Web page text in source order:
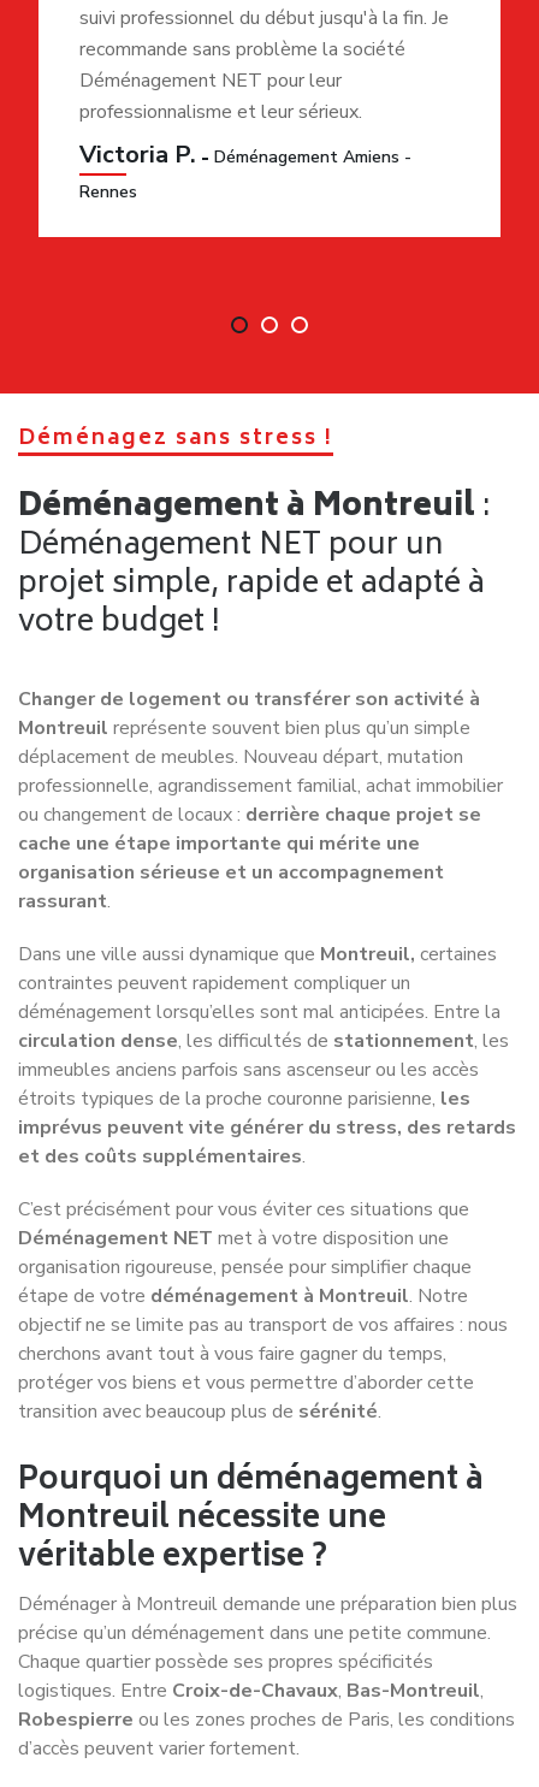
suivi professionnel du début jusqu'à la fin. Je
recommande sans problème la société
Déménagement NET pour leur
professionnalisme et leur sérieux.
Victoria P.
Déménagement Amiens -
Rennes
Déménagez sans stress !
Déménagement à Montreuil :
Déménagement NET pour un
projet simple, rapide et adapté à
votre budget !
Changer de logement ou transférer son activité à
Montreuil représente souvent bien plus qu’un simple
déplacement de meubles. Nouveau départ, mutation
professionnelle, agrandissement familial, achat immobilier
ou changement de locaux : derrière chaque projet se
cache une étape importante qui mérite une
organisation sérieuse et un accompagnement
rassurant.
Dans une ville aussi dynamique que Montreuil, certaines
contraintes peuvent rapidement compliquer un
déménagement lorsqu’elles sont mal anticipées. Entre la
circulation dense, les difficultés de stationnement, les
immeubles anciens parfois sans ascenseur ou les accès
étroits typiques de la proche couronne parisienne, les
imprévus peuvent vite générer du stress, des retards
et des coûts supplémentaires.
C’est précisément pour vous éviter ces situations que
Déménagement NET met à votre disposition une
organisation rigoureuse, pensée pour simplifier chaque
étape de votre déménagement à Montreuil. Notre
objectif ne se limite pas au transport de vos affaires : nous
cherchons avant tout à vous faire gagner du temps,
protéger vos biens et vous permettre d’aborder cette
transition avec beaucoup plus de sérénité.
Pourquoi un déménagement à
Montreuil nécessite une
véritable expertise ?
Déménager à Montreuil demande une préparation bien plus
précise qu’un déménagement dans une petite commune.
Chaque quartier possède ses propres spécificités
logistiques. Entre Croix-de-Chavaux, Bas-Montreuil,
Robespierre ou les zones proches de Paris, les conditions
d’accès peuvent varier fortement.